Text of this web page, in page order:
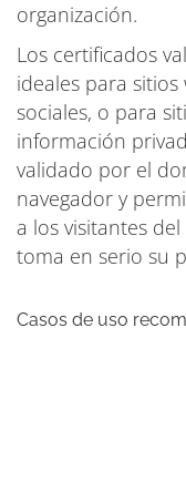
organización.
Los certificados
ideales para
sociales, o para
información
validado por el
navegador y
a los visitantes
toma en serio su
Casos de uso